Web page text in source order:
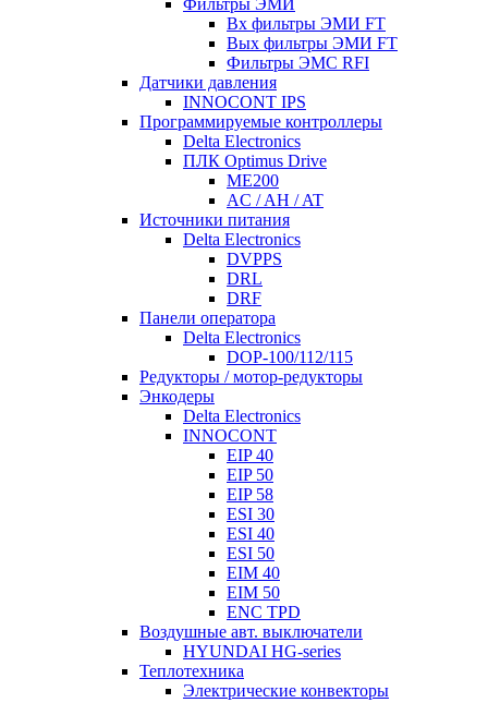
Фильтры ЭМИ
Вх фильтры ЭМИ FT
Вых фильтры ЭМИ FT
Фильтры ЭМС RFI
Датчики давления
INNOCONT IPS
Программируемые контроллеры
Delta Electronics
ПЛК Optimus Drive
ME200
AC / AH / AT
Источники питания
Delta Electronics
DVPPS
DRL
DRF
Панели оператора
Delta Electronics
DOP-100/112/115
Редукторы / мотор-редукторы
Энкодеры
Delta Electronics
INNOCONT
EIP 40
EIP 50
EIP 58
ESI 30
ESI 40
ESI 50
EIM 40
EIM 50
ENC TPD
Воздушные авт. выключатели
HYUNDAI HG-series
Теплотехника
Электрические конвекторы